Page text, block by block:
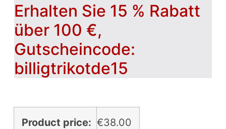
Erhalten Sie 15 % Rabatt
über 100 €,
Gutscheincode:
billigtrikotde15
Product price: €38.00